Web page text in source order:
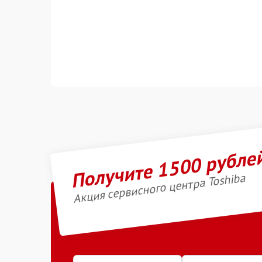
Получите 1500
Акция сервисного центра Toshiba